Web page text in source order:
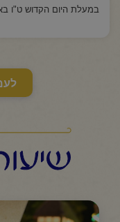
במעלת היום הקדוש ט"ו